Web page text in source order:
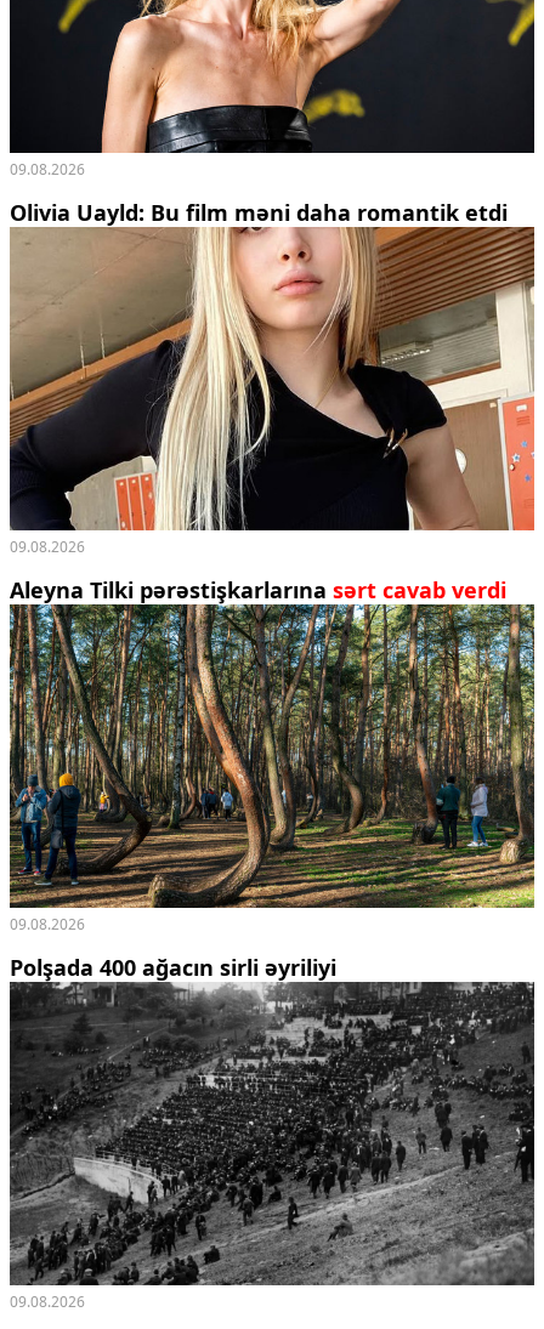
Ekologiya
Zəfər - 5
Gənclər və İdman
Media və QHT
Hadisə
Sağlamlıq
Mənəvi dəyərlər
Texnologiya
Mətbuat-150
Əlaqə
Missiyamız
09.08.2026
Olivia Uayld: Bu film məni daha romantik etdi
09.08.2026
Aleyna Tilki pərəstişkarlarına sərt cavab verdi
09.08.2026
Polşada 400 ağacın sirli əyriliyi
09.08.2026